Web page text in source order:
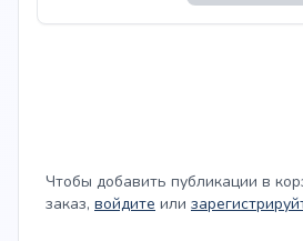
Чтобы добавить публикации в
заказ, войдите или